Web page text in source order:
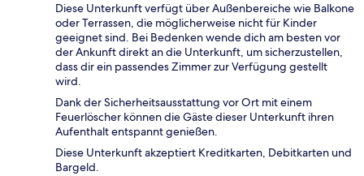
Diese Unterkunft verfügt über Außenbereiche wie Balkone
oder Terrassen, die möglicherweise nicht für Kinder
geeignet sind. Bei Bedenken wende dich am besten vor
der Ankunft direkt an die Unterkunft, um sicherzustellen,
dass dir ein passendes Zimmer zur Verfügung gestellt
wird.
Dank der Sicherheitsausstattung vor Ort mit einem
Feuerlöscher können die Gäste dieser Unterkunft ihren
Aufenthalt entspannt genießen.
Diese Unterkunft akzeptiert Kreditkarten, Debitkarten und
Bargeld.